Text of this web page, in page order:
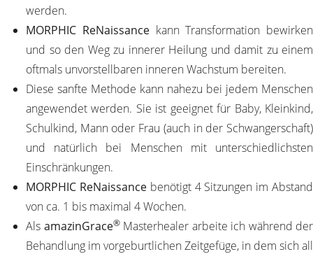
werden.
MORPHIC ReNaissancekann Transformation bewirken
und so den Weg zu innerer Heilung und damit zu einem
oftmals unvorstellbaren inneren Wachstum bereiten.
Diese sanfte Methode kann nahezu bei jedem Menschen
angewendet werden. Sie ist geeignet für Baby, Kleinkind,
Schulkind, Mann oder Frau (auch in der Schwangerschaft)
und natürlich bei Menschen mit unterschiedlichsten
Einschränkungen.
MORPHIC ReNaissancebenötigt 4 Sitzungen im Abstand
von ca. 1 bis maximal 4 Wochen.
Als amazinGrace® Masterhealer arbeite ich während der
Behandlung im vorgeburtlichen Zeitgefüge, in dem sich all